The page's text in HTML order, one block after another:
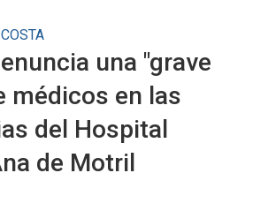
una "grave
médicos en las
del Hospital
de Motril